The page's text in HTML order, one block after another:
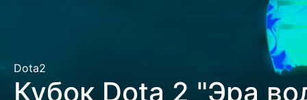
Dota2
Кубок Dota 2 "Эра